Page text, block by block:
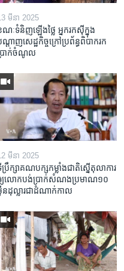
មីនា 2025
ណៈទំនិញឡើងថ្លៃ អ្នករកស៊ីក្នុង​
តាញ​សេដ្ឋកិច្ចក្រៅ​ប្រព័ន្ធពិបាក​រក​
រាក់​ចំណូល
មីនា 2025
ប្រឹក្សា​គណបក្ស​កម្លាំង​ជាតិ​ស្នើ​តុលាការ​
យ​លោក​បង់ប្រាក់​សំណង​ប្រមាណ​១០​
ន​ដុល្លារ​ជា​ដំណាក់កាល